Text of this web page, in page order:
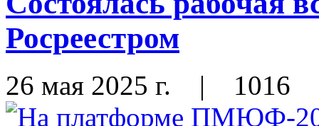
Росреестром
26 мая 2025 г. | 1016